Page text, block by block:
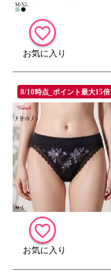
8/10時点_ポイント最大15倍